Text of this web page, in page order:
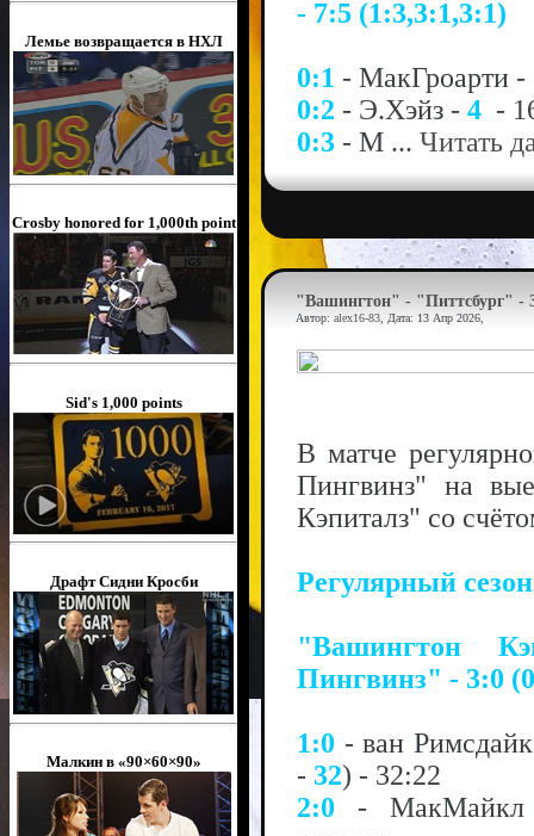
Лемье возвращается в НХЛ
Crosby honored for 1,000th point
Sid's 1,000 points
Драфт Сидни Кросби
Малкин в «90×60×90»
- 7:5 (1:3,3:1,3:1)
0:1 - МакГроарти -
0:2 - Э.Хэйз - 4 -
0:3 - М ... Читать
"Вашингтон" - "Питтсбург" -
Автор: alex16-83, Дата: 13 Апр 2026,
В матче
Пингвинз" на
Кэпиталз" со
Регулярный
"Вашингтон
Пингвинз" - 3:0
1:0 - ван
- 32) - 32:22
2:0 -